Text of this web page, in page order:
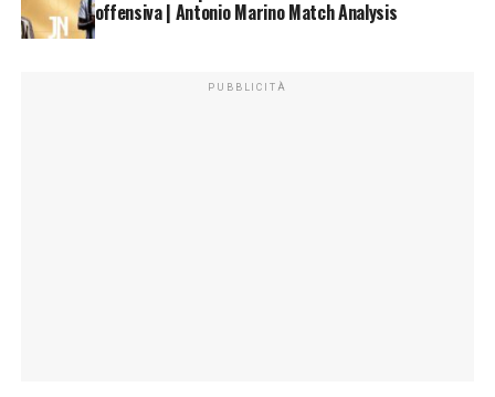
offensiva | Antonio Marino Match Analysis
PUBBLICITÀ